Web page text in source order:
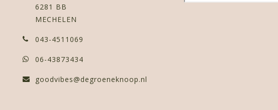
6281 BB
MECHELEN
043-4511069
06-43873434
goodvibes@degroeneknoop.nl